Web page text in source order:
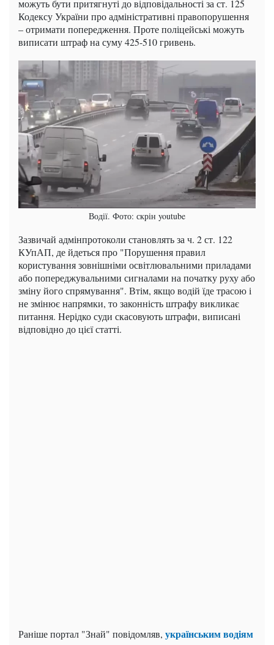
можуть бути притягнуті до відповідальності за ст. 125
Кодексу України про адміністративні правопорушення
– отримати попередження. Проте поліцейські можуть
виписати штраф на суму 425-510 гривень.
Водії. Фото: скрін youtube
Зазвичай адмінпротоколи становлять за ч. 2 ст. 122
КУпАП, де йдеться про "Порушення правил
користування зовнішніми освітлювальними приладами
або попереджувальними сигналами на початку руху або
зміну його спрямування". Втім, якщо водій їде трасою і
не змінює напрямки, то законність штрафу викликає
питання. Нерідко суди скасовують штрафи, виписані
відповідно до цієї статті.
Раніше портал "Знай" повідомляв, українським водіям